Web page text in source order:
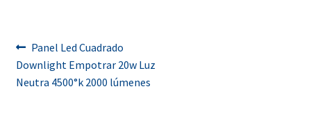
Navegación
de
Anterior:
Panel Led Cuadrado
Downlight Empotrar 20w Luz
Neutra 4500°k 2000 lúmenes